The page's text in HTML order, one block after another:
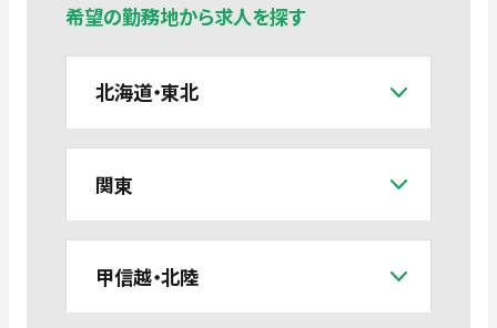
希望の勤務地から求人を探す
北海道・東北
関東
甲信越・北陸